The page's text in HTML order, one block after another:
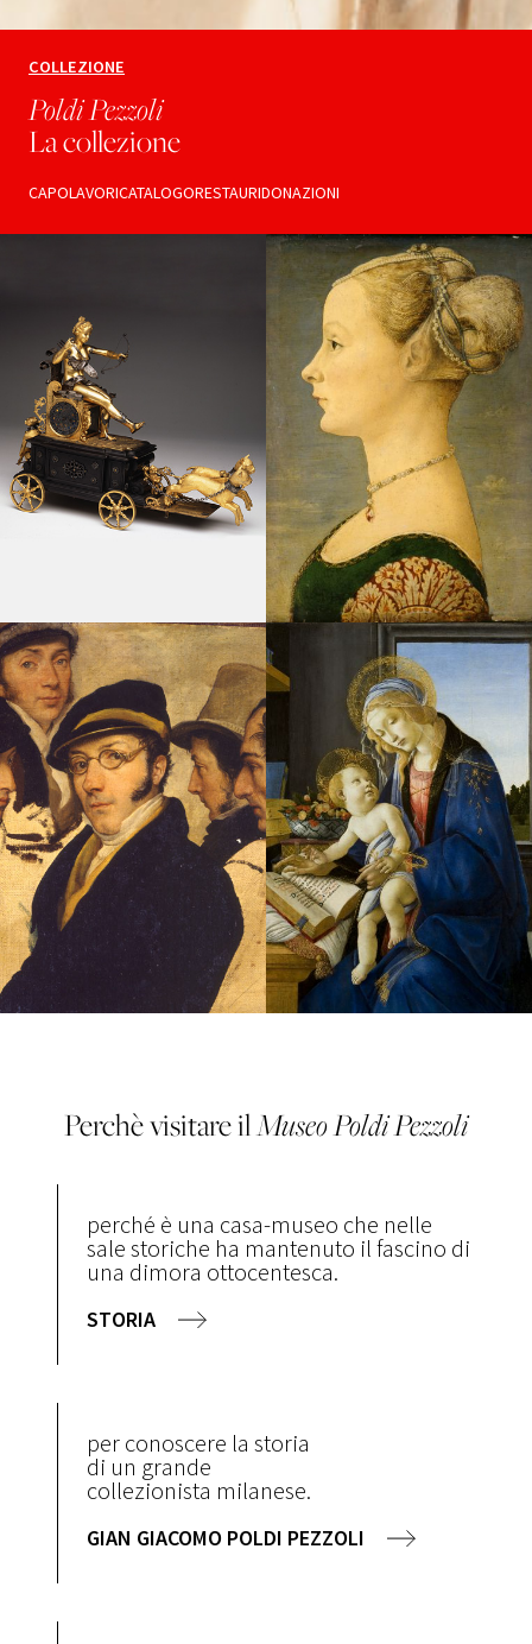
COLLEZIONE
Poldi Pezzoli
La collezione
CAPOLAVORICATALOGORESTAURIDONAZIONI
Perchè visitare ilMuseoPoldi Pezzoli
perché è una casa-museo che nelle
sale storiche ha mantenuto il fascino di
una dimora ottocentesca.
STORIA
per conoscere la storia
di un grande
collezionista milanese.
GIAN GIACOMO POLDI PEZZOLI